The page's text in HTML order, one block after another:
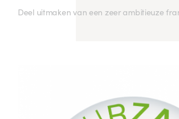
Deel uitmaken van een zeer ambitieuze